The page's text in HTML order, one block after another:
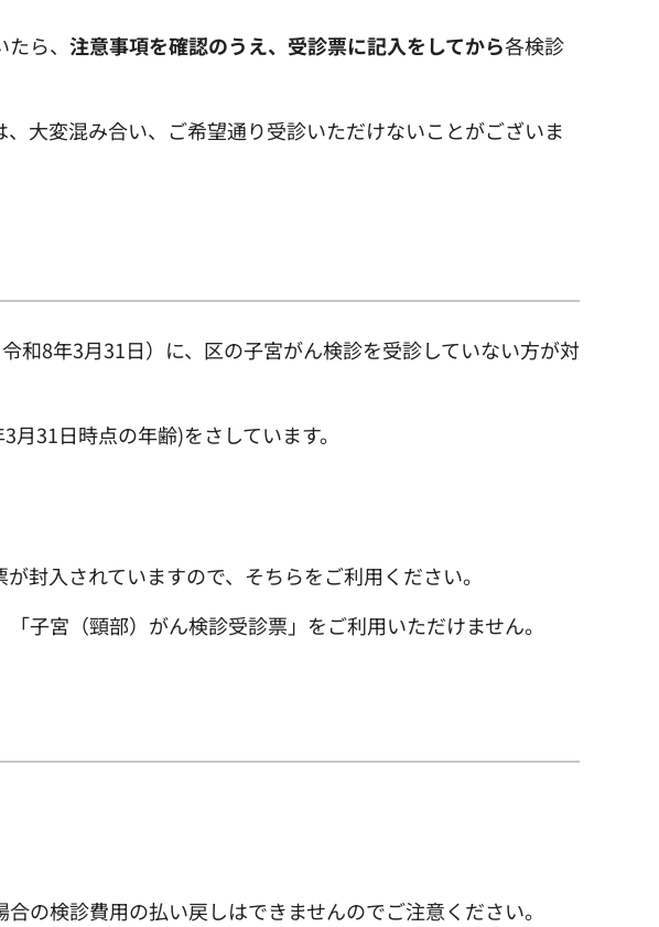
ら、 注意事項を確認のうえ、受診票に記入をしてから各検診
大変混み合い、ご希望通り受診いただけないことがございま
和8年3月31日）に、区の子宮がん検診を受診していない方が対
31日時点の年齢)をさしています。
が封入されていますので、そちらをご利用ください。
子宮（頸部）がん検診受診票」をご利用いただけません。
の検診費用の払い戻しはできませんのでご注意ください。